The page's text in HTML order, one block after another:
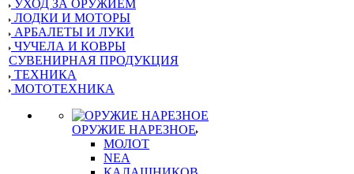
УХОД ЗА ОРУЖИЕМ
ЛОДКИ И МОТОРЫ
АРБАЛЕТЫ И ЛУКИ
ЧУЧЕЛА И КОВРЫ
СУВЕНИРНАЯ ПРОДУКЦИЯ
ТЕХНИКА
МОТОТЕХНИКА
ОРУЖИЕ НАРЕЗНОЕ
МОЛОТ
NEA